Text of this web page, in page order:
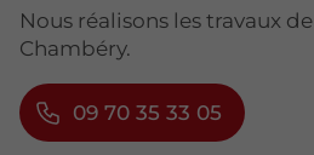
Nous réalisons les travaux
Chambéry.
09 70 35 33 05